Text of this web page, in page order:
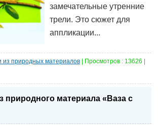
замечательные утренние
трели. Это сюжет для
аппликации...
из природных материалов | Просмотров : 13626 |
природного материала «Ваза с